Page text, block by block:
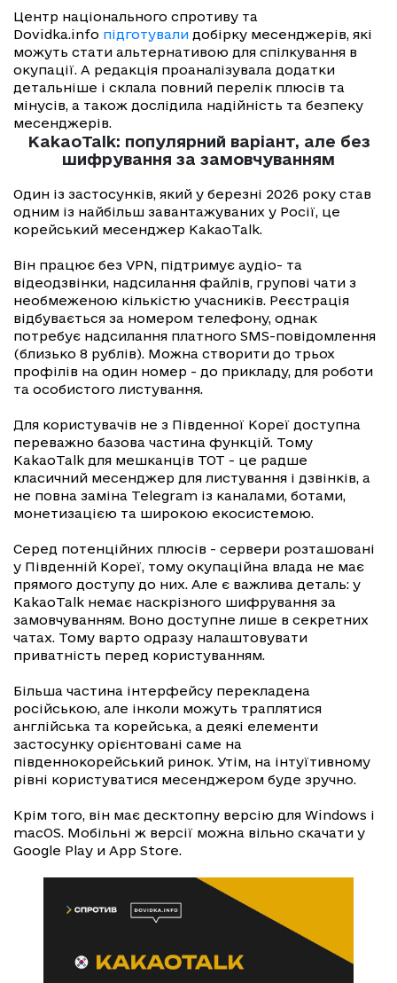
Центр національного спротиву та
Dovidka.info підготували добірку месенджерів, які
можуть стати альтернативою для спілкування в
окупації. А редакція проаналізувала додатки
детальніше і склала повний перелік плюсів та
мінусів, а також дослідила надійність та безпеку
месенджерів.
KakaoTalk: популярний варіант, але без
шифрування за замовчуванням
Один із застосунків, який у березні 2026 року став
одним із найбільш завантажуваних у Росії, це
корейський месенджер KakaoTalk.
Він працює без VPN, підтримує аудіо- та
відеодзвінки, надсилання файлів, групові чати з
необмеженою кількістю учасників. Реєстрація
відбувається за номером телефону, однак
потребує надсилання платного SMS-повідомлення
(близько 8 рублів). Можна створити до трьох
профілів на один номер - до прикладу, для роботи
та особистого листування.
Для користувачів не з Південної Кореї доступна
переважно базова частина функцій. Тому
KakaoTalk для мешканців ТОТ - це радше
класичний месенджер для листування і дзвінків, а
не повна заміна Telegram із каналами, ботами,
монетизацією та широкою екосистемою.
Серед потенційних плюсів - сервери розташовані
у Південній Кореї, тому окупаційна влада не має
прямого доступу до них. Але є важлива деталь: у
KakaoTalk немає наскрізного шифрування за
замовчуванням. Воно доступне лише в секретних
чатах. Тому варто одразу налаштовувати
приватність перед користуванням.
Більша частина інтерфейсу перекладена
російською, але інколи можуть траплятися
англійська та корейська, а деякі елементи
застосунку орієнтовані саме на
південнокорейський ринок. Утім, на інтуїтивному
рівні користуватися месенджером буде зручно.
Крім того, він має десктопну версію для Windows і
macOS. Мобільні ж версії можна вільно скачати у
Google Play и App Store.